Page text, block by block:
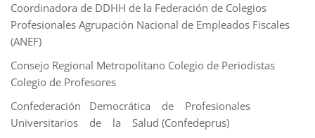
Coordinadora de DDHH de la Federación de Colegios
Profesionales Agrupación Nacional de Empleados Fiscales
(ANEF)
Consejo Regional Metropolitano Colegio de Periodistas
Colegio de Profesores
Confederación Democrática de Profesionales
Universitarios de la Salud (Confedeprus)